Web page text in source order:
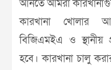
আনতে আমরা
কারখানা খোলার
বিজিএমইএ ও স্থানীয়
হবে। কারখানা চালু